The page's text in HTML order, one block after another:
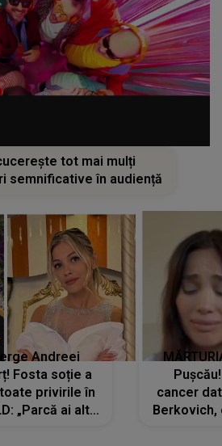
tot mai mulți
semnificative în audiență
Andreei
Fosta soție a
privirile în
„Parcă ai altă
cancer
Berkovich,